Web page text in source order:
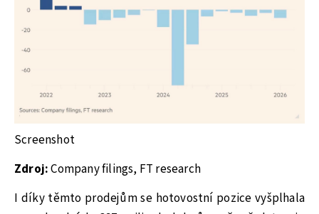
Screenshot
Zdroj:Company filings, FT research
I díky těmto prodejům se hotovostní pozice vyšplhala